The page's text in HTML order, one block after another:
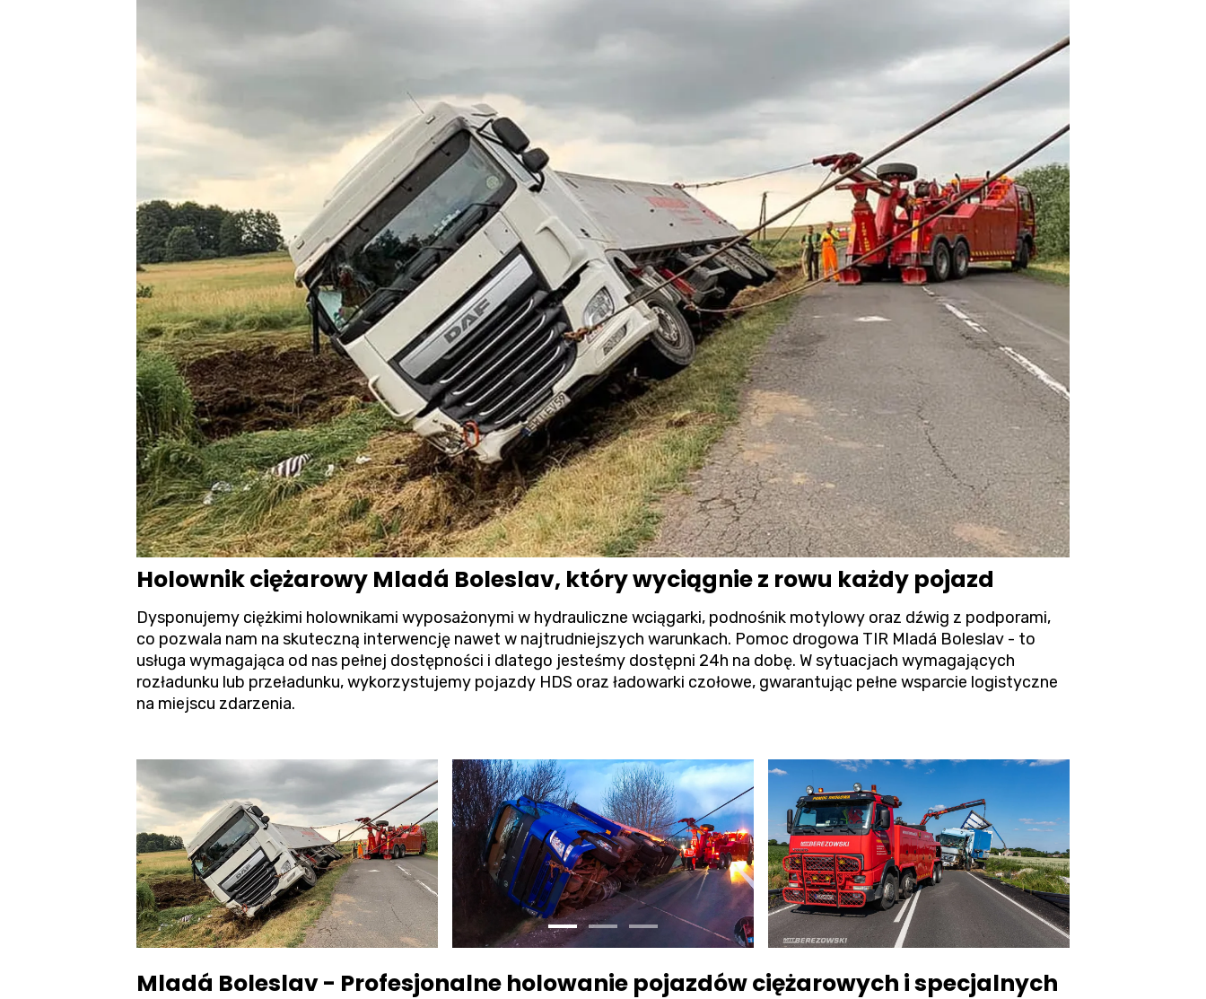
Holownik ciężarowy Mladá Boleslav, który wyciągnie z rowu każdy pojazd
Dysponujemy ciężkimi holownikami wyposażonymi w hydrauliczne wciągarki, podnośnik motylowy oraz dźwig z podporami,
co pozwala nam na skuteczną interwencję nawet w najtrudniejszych warunkach. Pomoc drogowa TIR Mladá Boleslav - to
usługa wymagająca od nas pełnej dostępności i dlatego jesteśmy dostępni 24h na dobę. W sytuacjach wymagających
rozładunku lub przeładunku, wykorzystujemy pojazdy HDS oraz ładowarki czołowe, gwarantując pełne wsparcie logistyczne
na miejscu zdarzenia.
Mladá Boleslav - Profesjonalne holowanie pojazdów ciężarowych i specjalnych